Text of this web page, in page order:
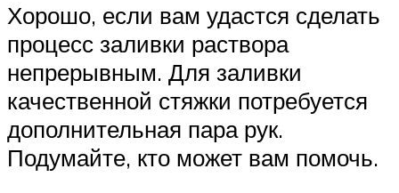
Хорошо, если вам удастся сделать
процесс заливки раствора
непрерывным. Для заливки
качественной стяжки потребуется
дополнительная пара рук.
Подумайте, кто может вам помочь.